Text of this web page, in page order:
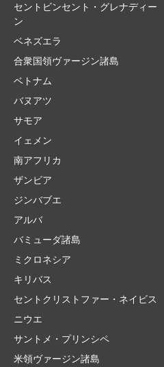
セントビンセント・グレナディー
ン
ベネズエラ
合衆国領ヴァージン諸島
ベトナム
バヌアツ
サモア
イェメン
南アフリカ
ザンビア
ジンバブエ
アルバ
バミューダ諸島
ミクロネシア
キリバス
セントクリストファー・ネイビス
ニウエ
サントメ・プリンシペ
米領ヴァージン諸島